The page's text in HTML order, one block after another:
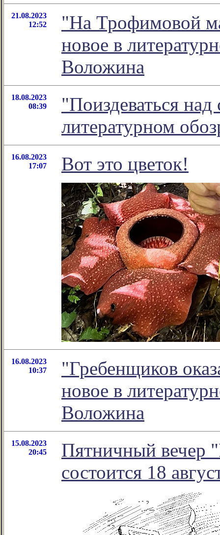
21.08.2023
12:52
"На Трофимовой
новое в
Воложина
18.08.2023
08:39
"Поиздеваться
литературном
16.08.2023
17:07
Вот это цветок!
16.08.2023
10:37
"Гребенщиков
новое в
Воложина
15.08.2023
20:45
Пятничный вечер
состоится 18